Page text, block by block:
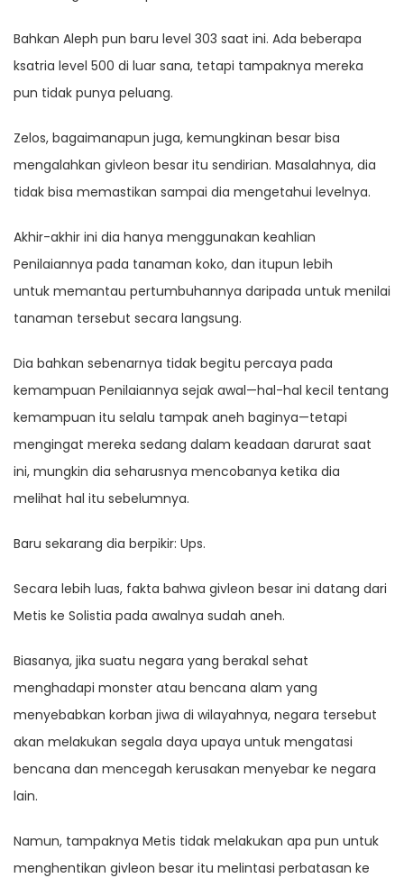
Bahkan Aleph pun baru level 303 saat ini. Ada beberapa
ksatria level 500 di luar sana, tetapi tampaknya mereka
pun tidak punya peluang.
Zelos, bagaimanapun juga, kemungkinan besar bisa
mengalahkan givleon besar itu sendirian. Masalahnya, dia
tidak bisa memastikan sampai dia mengetahui levelnya.
Akhir-akhir ini dia hanya menggunakan keahlian
Penilaiannya pada tanaman koko, dan itupun lebih
untuk memantau pertumbuhannya daripada untuk menilai
tanaman tersebut secara langsung.
Dia bahkan sebenarnya tidak begitu percaya pada
kemampuan Penilaiannya sejak awal—hal-hal kecil tentang
kemampuan itu selalu tampak aneh baginya—tetapi
mengingat mereka sedang dalam keadaan darurat saat
ini, mungkin dia seharusnya mencobanya ketika dia
melihat hal itu sebelumnya.
Baru sekarang dia berpikir: Ups.
Secara lebih luas, fakta bahwa givleon besar ini datang dari
Metis ke Solistia pada awalnya sudah aneh.
Biasanya, jika suatu negara yang berakal sehat
menghadapi monster atau bencana alam yang
menyebabkan korban jiwa di wilayahnya, negara tersebut
akan melakukan segala daya upaya untuk mengatasi
bencana dan mencegah kerusakan menyebar ke negara
lain.
Namun, tampaknya Metis tidak melakukan apa pun untuk
menghentikan givleon besar itu melintasi perbatasan ke